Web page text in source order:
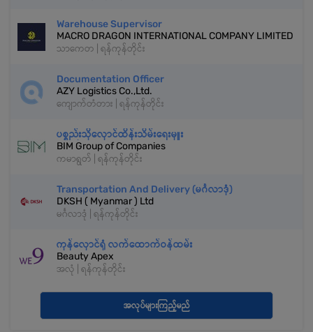
Warehouse Supervisor
MACRO DRAGON INTERNATIONAL COMPANY LIMITED
သာကေတ | ရန်ကုန်တိုင်း
Documentation Officer
AZY Logistics Co.,Ltd.
ကျောက်တံတား | ရန်ကုန်တိုင်း
ပစ္စည်းသိုလှောင်ထိန်းသိမ်းရေးမှူး
BIM Group of Companies
ကမာရွတ် | ရန်ကုန်တိုင်း
Transportation And Delivery (မင်္ဂလာဒုံ)
DKSH ( Myanmar ) Ltd
မင်္ဂလာဒုံ | ရန်ကုန်တိုင်း
ကုန်လှောင်ရုံ လက်ထောက်ဝန်ထမ်း
Beauty Apex
အလုံ | ရန်ကုန်တိုင်း
အလုပ်များကြည့်မည်